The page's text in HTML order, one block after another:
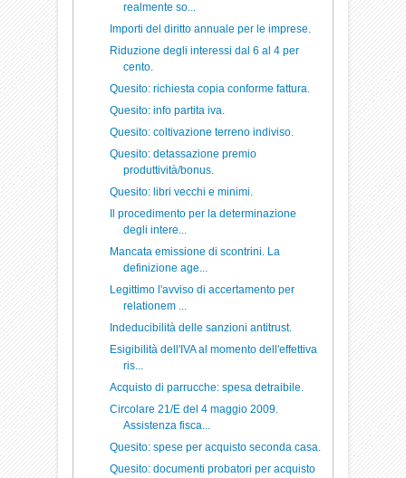
realmente so...
Importi del diritto annuale per le imprese.
Riduzione degli interessi dal 6 al 4 per
cento.
Quesito: richiesta copia conforme fattura.
Quesito: info partita iva.
Quesito: coltivazione terreno indiviso.
Quesito: detassazione premio
produttività/bonus.
Quesito: libri vecchi e minimi.
Il procedimento per la determinazione
degli intere...
Mancata emissione di scontrini. La
definizione age...
Legittimo l'avviso di accertamento per
relationem ...
Indeducibilità delle sanzioni antitrust.
Esigibilità dell'IVA al momento dell'effettiva
ris...
Acquisto di parrucche: spesa detraibile.
Circolare 21/E del 4 maggio 2009.
Assistenza fisca...
Quesito: spese per acquisto seconda casa.
Quesito: documenti probatori per acquisto